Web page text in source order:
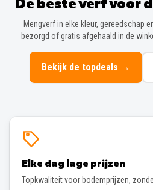
De beste verf voor
Mengverf in elke kleur, gereedschap
bezorgd of gratis afgehaald in de
Bekijk de topdeals →
Elke dag lage prijzen
Topkwaliteit voor bodemprijzen,